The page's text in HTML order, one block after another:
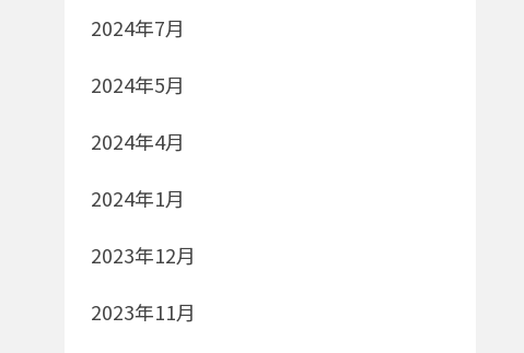
2024年7月
2024年5月
2024年4月
2024年1月
2023年12月
2023年11月